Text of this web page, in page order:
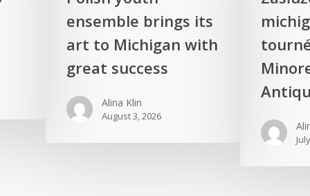
ensemble brings its
art to Michigan with
great success
Alina Klin
August 3, 2026